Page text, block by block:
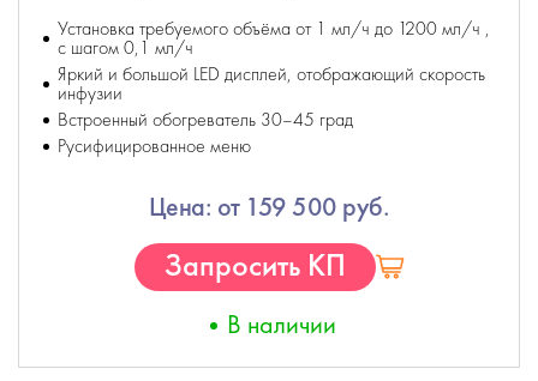
Установка требуемого объёма от 1 мл/ч до 1200 мл/ч ,
с шагом 0,1 мл/ч
Яркий и большой LED дисплей, отображающий скорость
инфузии
Встроенный обогреватель 30–45 град
Русифицированное меню
Цена: от 159 500 руб.
Запросить КП
В наличии